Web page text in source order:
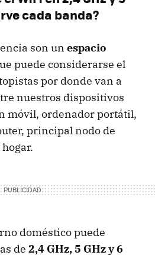
cada banda?
son un espacio
puede considerarse el
por donde van a
nuestros dispositivos
móvil, ordenador portátil,
principal nodo de
doméstico puede
de 2,4 GHz, 5 GHz y 6